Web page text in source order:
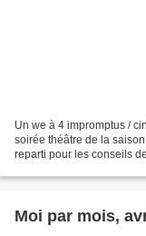
Un we à 4 impromptus /
soirée théâtre de la
reparti pour les conseils
Moi par mois,